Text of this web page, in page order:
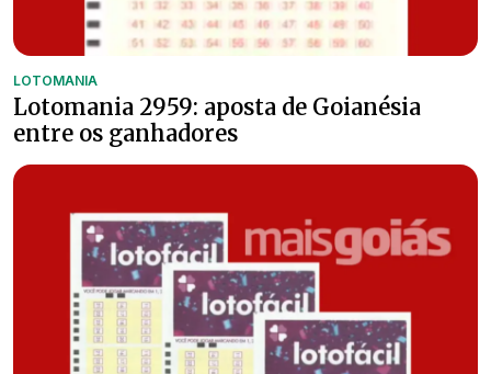
LOTOMANIA
Lotomania 2959: aposta de Goianésia
entre os ganhadores